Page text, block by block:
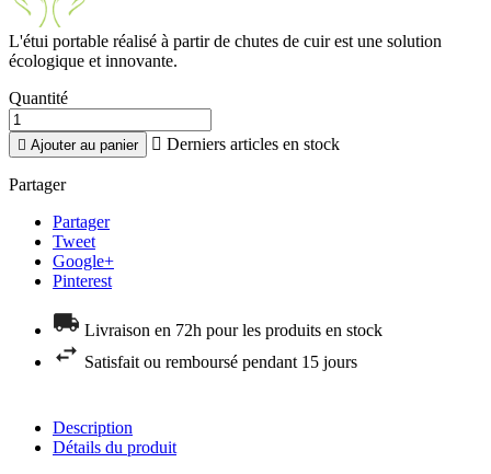
L'étui portable réalisé à partir de chutes de cuir est une solution
écologique et innovante.
Quantité
 Ajouter au panier  Derniers articles en stock
Partager
Partager
Tweet
Google+
Pinterest
Livraison en 72h pour les produits en stock
Satisfait ou remboursé pendant 15 jours
Description
Détails du produit